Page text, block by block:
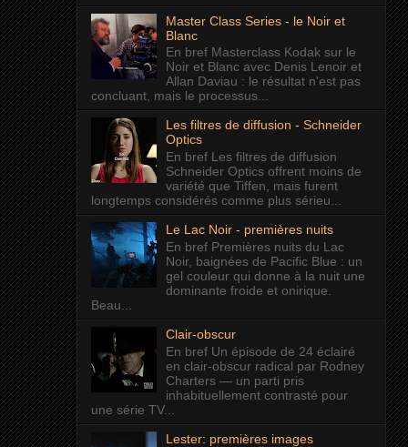
Master Class Series - le Noir et
Blanc
En bref Masterclass Kodak sur le
Noir et Blanc avec Denis Lenoir et
Allan Daviau : le résultat n'est pas
concluant, mais le processus...
Les filtres de diffusion - Schneider
Optics
En bref Les filtres de diffusion
Schneider Optics offrent moins de
variété que Tiffen, mais furent
longtemps considérés comme plus sérieu...
Le Lac Noir - premières nuits
En bref Premières nuits du Lac
Noir, baignées de Pacific Blue : un
gel couleur qui donne à la nuit une
dominante froide et onirique.
Beau...
Clair-obscur
En bref Un épisode de 24 éclairé
en clair-obscur radical par Rodney
Charters — un parti pris
inhabituellement contrasté pour
une série TV...
Lester: premières images